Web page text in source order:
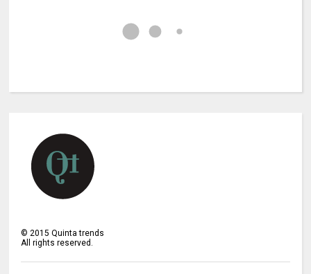
©2015 Quinta trends
All rights reserved.